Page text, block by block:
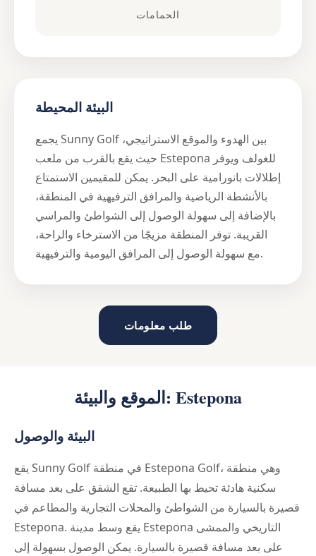
الحمامات
البيئة المحيطة
يجمع Sunny Golf بين الهدوء والموقع الاستراتيجي،
حيث يقع بالقرب من ملعب Estepona للغولف ويوفر
إطلالات بانورامية على البحر. يمكن للمقيمين الاستمتاع
بالأنشطة الرياضية والمرافق الترفيهية في المنطقة،
بالإضافة إلى سهولة الوصول إلى الشواطئ والمراسي
القريبة. توفر المنطقة مزيجًا من الاسترخاء والراحة،
مع سهولة الوصول إلى المرافق اليومية والترفيهية.
طلب معلومات
الموقع والبيئة: Estepona
البيئة والوصول
يقع Sunny Golf في منطقة Estepona Golf، وهي منطقة
سكنية هادئة تحيط بها الطبيعة. تقع الشقق على بعد مسافة
قصيرة بالسيارة من الشواطئ والمحلات التجارية والمطاعم في
Estepona. يقع وسط مدينة Estepona التاريخي والممشى
على بعد مسافة قصيرة بالسيارة. يمكن الوصول بسهولة إلى